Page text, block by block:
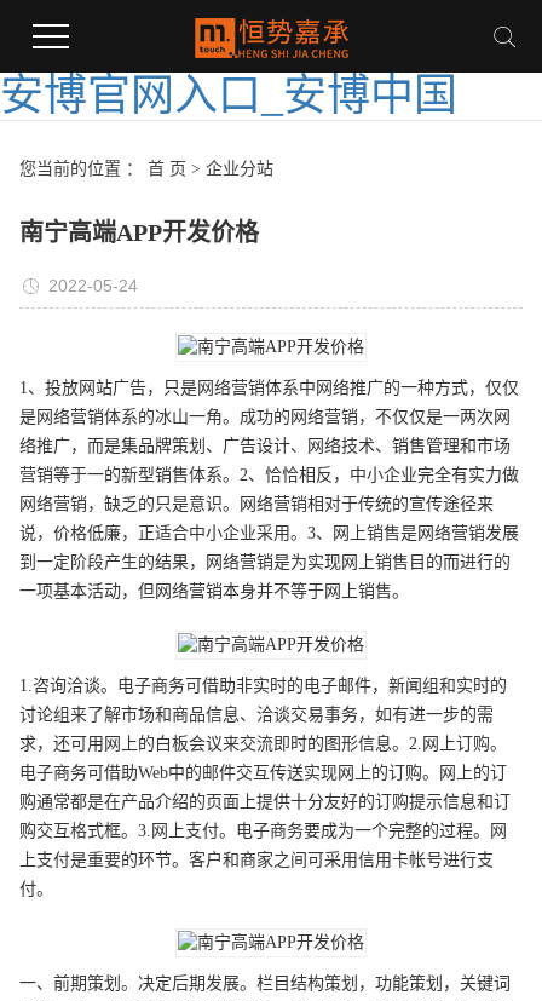
安博官网入口_安博中国
您当前的位置 ： 首 页 > 企业分站
南宁高端APP开发价格
2022-05-24
1、投放网站广告，只是网络营销体系中网络推广的一种方式，仅仅
是网络营销体系的冰山一角。成功的网络营销，不仅仅是一两次网
络推广，而是集品牌策划、广告设计、网络技术、销售管理和市场
营销等于一的新型销售体系。2、恰恰相反，中小企业完全有实力做
网络营销，缺乏的只是意识。网络营销相对于传统的宣传途径来
说，价格低廉，正适合中小企业采用。3、网上销售是网络营销发展
到一定阶段产生的结果，网络营销是为实现网上销售目的而进行的
一项基本活动，但网络营销本身并不等于网上销售。
1.咨询洽谈。电子商务可借助非实时的电子邮件，新闻组和实时的
讨论组来了解市场和商品信息、洽谈交易事务，如有进一步的需
求，还可用网上的白板会议来交流即时的图形信息。2.网上订购。
电子商务可借助Web中的邮件交互传送实现网上的订购。网上的订
购通常都是在产品介绍的页面上提供十分友好的订购提示信息和订
购交互格式框。3.网上支付。电子商务要成为一个完整的过程。网
上支付是重要的环节。客户和商家之间可采用信用卡帐号进行支
付。
一、前期策划。决定后期发展。栏目结构策划，功能策划，关键词